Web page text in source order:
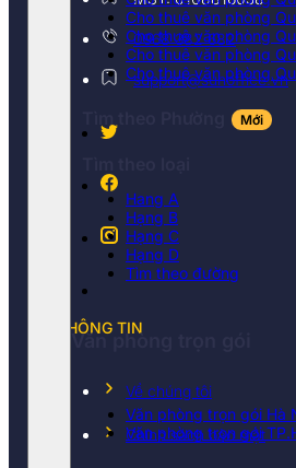
Cho thuê văn phòng
Cho thuê văn phòng
Cho thuê văn phòng
Cho thuê văn phòng
Mới
Hang A
Hạng B
Hạng C
Hạng D
Tìm theo đường
Văn phòng trọn gói
Văn phòng trọn gói Hà
Văn phòng trọn gói
0968 382 682
support@sunoffice.vn
THÔNG TIN
Về chúng tôi
Chính sách bảo mật